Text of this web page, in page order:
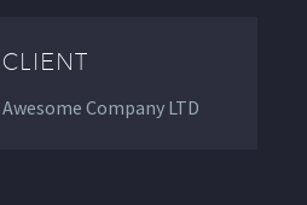
CLIENT
Awesome Company LTD